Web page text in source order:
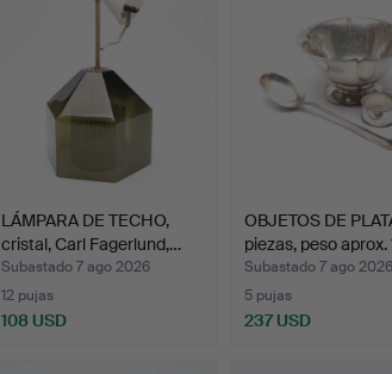
LÁMPARA DE TECHO,
cristal, Carl Fagerlund,…
Subastado 7 ago 2026
12 pujas
108 USD
OBJETOS DE
piezas, peso aprox.
Subastado 7 ago 2026
5 pujas
237 USD